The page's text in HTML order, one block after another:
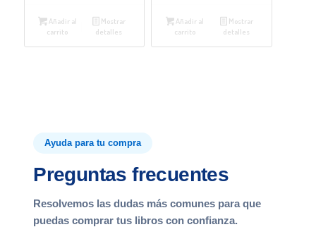
Añadir al
carrito
Mostrar
detalles
Añadir al
carrito
Mostrar
detalles
Ayuda para tu compra
Preguntas frecuentes
Resolvemos las dudas más comunes para que
puedas comprar tus libros con confianza.